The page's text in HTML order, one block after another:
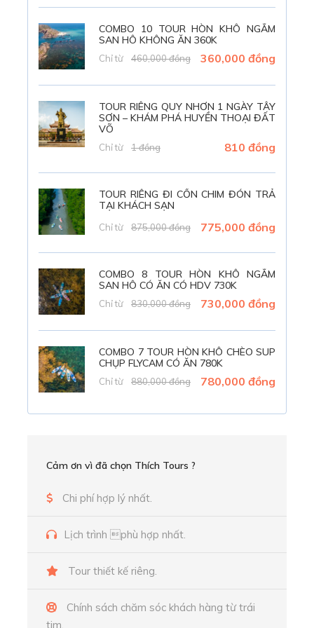
COMBO 10 TOUR HÒN KHÔ NGẮM
SAN HÔ KHÔNG ĂN 360K
Chỉ từ 460,000 đồng 360,000 đồng
TOUR RIÊNG QUY NHƠN 1 NGÀY TÂY
SƠN – KHÁM PHÁ HUYỀN THOẠI ĐẤT
VÕ
Chỉ từ 1 đồng 810 đồng
TOUR RIÊNG ĐI CỒN CHIM ĐÓN TRẢ
TẠI KHÁCH SẠN
Chỉ từ 875,000 đồng 775,000 đồng
COMBO 8 TOUR HÒN KHÔ NGẮM
SAN HÔ CÓ ĂN CÓ HDV 730K
Chỉ từ 830,000 đồng 730,000 đồng
COMBO 7 TOUR HÒN KHÔ CHÈO SUP
CHỤP FLYCAM CÓ ĂN 780K
Chỉ từ 880,000 đồng 780,000 đồng
Cảm ơn vì đã chọn Thích Tours ?
Chi phí hợp lý nhất.
Lịch trình phù hợp nhất.
Tour thiết kế riêng.
Chính sách chăm sóc khách hàng từ trái
tim.
sơ mà còn tận hưởng được không khí trong lành không đâu
có được.
Biển Hòn Nưa trong xanh như ngọc
Điểm đến:
Mũi Điện, Bãi Môn, Hòn Nưa
Điểm đón khách:
Các resort xa thành phố ( có phụ thu)
TP. Tuy Hòa
Dịch vụ bao gồm:
Vé Tham Quan
Xe đời mới đưa đón